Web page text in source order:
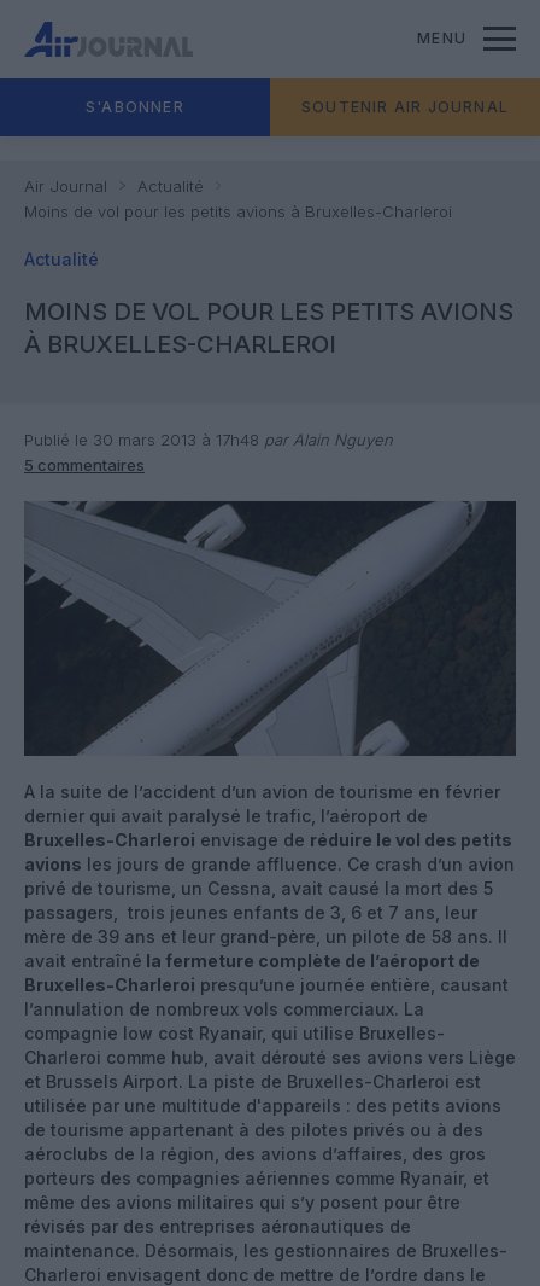
MENU
S'ABONNER SOUTENIR AIR JOURNAL
Air Journal
Actualité
Moins de vol pour les petits avions à Bruxelles-Charleroi
Actualité
MOINS DE VOL POUR LES PETITS AVIONS
À BRUXELLES-CHARLEROI
Publié le 30 mars 2013 à 17h48 par Alain Nguyen
5 commentaires
A la suite de l’accident d’un avion de tourisme en février
dernier qui avait paralysé le trafic, l’aéroport de
Bruxelles-Charleroi envisage de réduire le vol des petits
avions les jours de grande affluence. Ce crash d’un avion
privé de tourisme, un Cessna, avait causé la mort des 5
passagers, trois jeunes enfants de 3, 6 et 7 ans, leur
mère de 39 ans et leur grand-père, un pilote de 58 ans. Il
avait entraîné la fermeture complète de l’aéroport de
Bruxelles-Charleroi presqu’une journée entière, causant
l’annulation de nombreux vols commerciaux. La
compagnie low cost Ryanair, qui utilise Bruxelles-
Charleroi comme hub, avait dérouté ses avions vers Liège
et Brussels Airport. La piste de Bruxelles-Charleroi est
utilisée par une multitude d'appareils : des petits avions
de tourisme appartenant à des pilotes privés ou à des
aéroclubs de la région, des avions d’affaires, des gros
porteurs des compagnies aériennes comme Ryanair, et
même des avions militaires qui s’y posent pour être
révisés par des entreprises aéronautiques de
maintenance. Désormais, les gestionnaires de Bruxelles-
Charleroi envisagent donc de mettre de l’ordre dans le